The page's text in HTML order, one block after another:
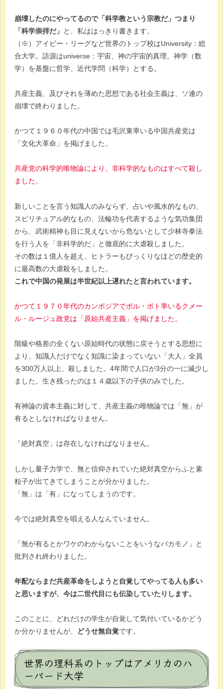
崩壊したのにやってるので「科学教という宗教だ」つまり
「科学崇拝だ」 と、私ははっきり書きます。
（※）アイビー・リーグなど世界のトップ校はUniversity：総
合大学。語源はuniverse：宇宙、神の宇宙的真理。神学（数
学）を基盤に哲学、近代学問（科学）とする。
共産主義、及びそれを薄めた思想である社会主義は、ソ連の
崩壊で終わりました。
かつて１９６０年代の中国では毛沢東率いる中国共産党は
「文化大革命」を掲げました。
共産党の科学的唯物論により、非科学的なものはすべて殺し
ました。
新しいことを言う知識人のみならず、占いや風水的なもの、
スピリチュアル的なもの、法輪功を代表するような気功集団
から、武術精神も目に見えないから危ないとして少林寺拳法
を行う人を「非科学的だ」と徹底的に大虐殺しました。
その数は１億人を超え、ヒトラーもびっくりなほどの歴史的
に最高数の大虐殺をしました。
これで中国の発展は半世紀以上遅れたと言われています。
かつて１９７０年代のカンボジアでポル・ポト率いるクメー
ル・ルージュ政党は「原始共産主義」を掲げました。
階級や格差の全くない原始時代の状態に戻そうとする思想に
より、知識人だけでなく知識に染まっていない「大人」全員
を300万人以上、殺しました。4年間で人口が3分の一に減少し
ました。生き残ったのは１４歳以下の子供のみでした。
有神論の資本主義に対して、共産主義の唯物論では「無」が
有るとしなければなりません。
「絶対真空」は存在しなければなりません。
しかし量子力学で、無と信仰されていた絶対真空からふと素
粒子が出てきてしまうことが分かりました。
「無」は「有」になってしまうのです。
今では絶対真空を唱える人なんていません。
「無が有るとかワケのわからないことをいうなバカモノ」と
批判され終わりました。
年配ならまだ共産革命をしようと自覚してやってる人も多い
と思いますが、今は二世代目にも伝染していたりします。
このことに、どれだけの学生が自覚して気付いているかどう
か分かりませんが、
どうせ無自覚です。
世界の理科系のトップはアメリカのハ
ーバード大学